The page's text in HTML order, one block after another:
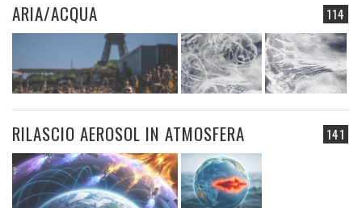
114
ARIA/ACQUA
141
RILASCIO AEROSOL IN ATMOSFERA